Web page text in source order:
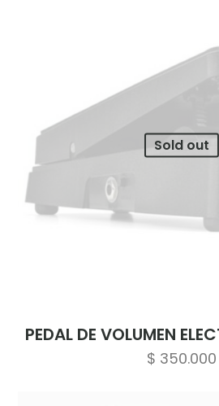
Sold out
PEDAL DE VOLUMEN
$ 350.000